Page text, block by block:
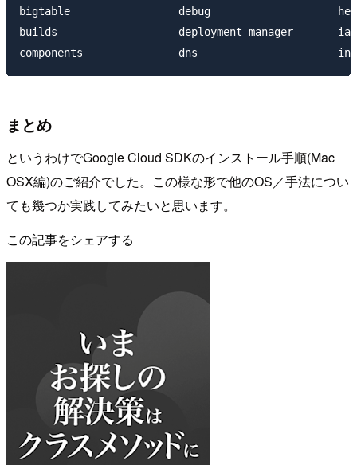
bigtable                 debug
builds                   deployment-
まとめ
というわけでGoogle Cloud SDKのインストール手順(Mac
OSX編)のご紹介でした。この様な形で他のOS／手法につい
ても幾つか実践してみたいと思います。
この記事をシェアする